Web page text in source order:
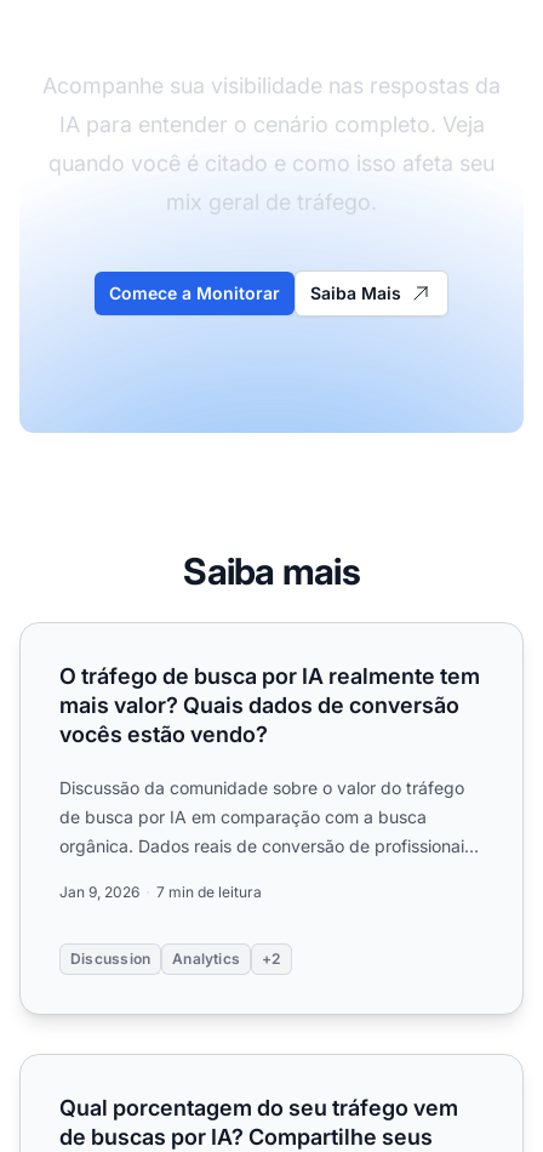
Acompanhe sua visibilidade nas respostas da
IA para entender o cenário completo. Veja
quando você é citado e como isso afeta seu
mix geral de tráfego.
Comece a Monitorar Saiba Mais
Saiba mais
O tráfego de busca por IA realmente tem mais valor?
O tráfego de busca por IA realmente tem
mais valor? Quais dados de conversão
vocês estão vendo?
Discussão da comunidade sobre o valor do tráfego
de busca por IA em comparação com a busca
orgânica. Dados reais de conversão de profissionais
Jan 9, 2026 7 min de leitura
Discussion Analytics +2
Qual porcentagem do seu tráfego vem de buscas por IA?
Qual porcentagem do seu tráfego vem
de buscas por IA? Compartilhe seus